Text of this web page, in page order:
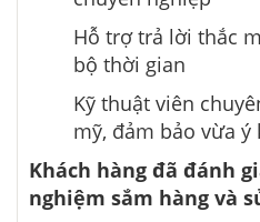
Hỗ trợtrả lời thắc
bộ thời gian
Kỹ thuật viên
mỹ, đảm bảo vừa ý
Khách hàng đã đánh
nghiệm sắm hàng và